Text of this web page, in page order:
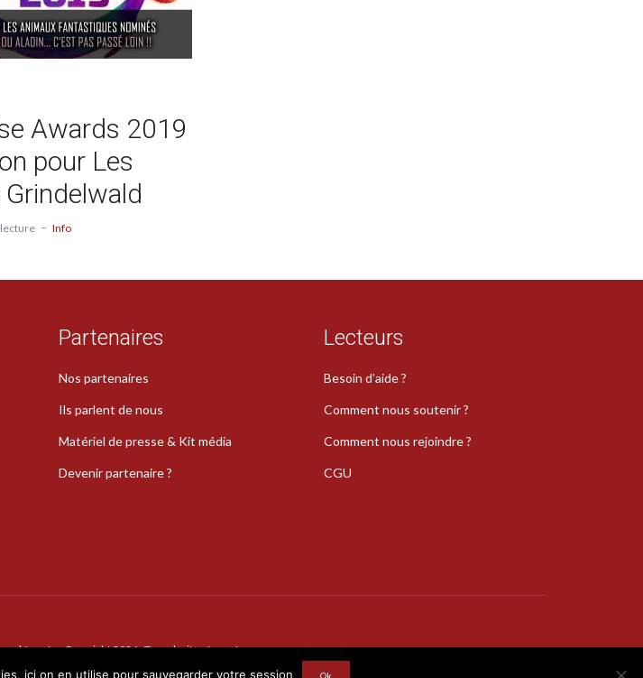
Awards 2019
pour Les
Info
Partenaires
Nos partenaires
Ils parlent de nous
Matériel de presse & Kit média
Devenir partenaire ?
Lecteurs
Besoin d’aide ?
Comment nous soutenir ?
Comment nous rejoindre ?
CGU
déposée · Copyright 2026 · Tous droits réservés
ici on en utilise pour sauvegarder votre session Ok